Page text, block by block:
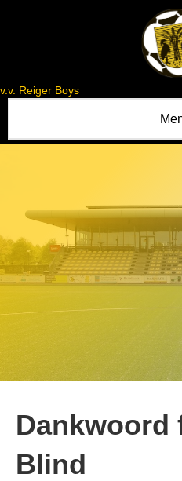
v.v. Reiger Boys
Dankwoord
Blind